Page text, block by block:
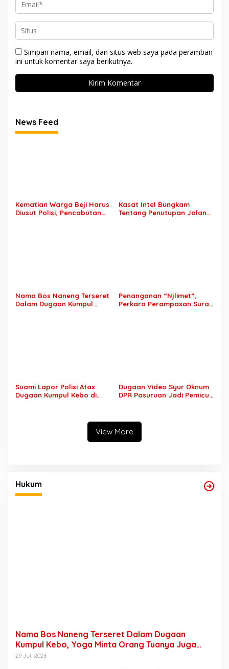
Simpan nama, email, dan situs web saya pada peramban
ini untuk komentar saya berikutnya.
News Feed
Kematian Warga Beji Harus
Diusut Polisi, Pencabutan
Kasat Intel Bungkam
Tentang Penutupan Jalan
Nama Bos Naneng Terseret
Dalam Dugaan Kumpul
Penanganan “Njlimet”,
Perkara Perampasan Surat
Suami Lapor Polisi Atas
Dugaan Kumpul Kebo di
Dugaan Video Syur Oknum
DPR Pasuruan Jadi Pemicu
View More
Hukum
Nama Bos Naneng Terseret Dalam Dugaan
Kumpul Kebo, Yoga Minta Orang Tuanya Juga
Dipanggil Polisi
29 Juli 2026